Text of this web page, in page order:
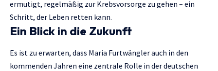
ermutigt, regelmäßig zur Krebsvorsorge zu gehen – ein
Schritt, der Leben retten kann.
Ein Blick in die Zukunft
Es ist zu erwarten, dass Maria Furtwängler auch in den
kommenden Jahren eine zentrale Rolle in der deutschen